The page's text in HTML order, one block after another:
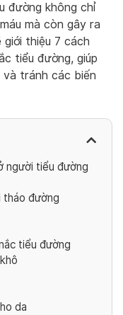
đường không chỉ
mà còn gây ra
thiệu 7 cách
tiểu đường, giúp
và tránh các biến
người tiểu đường
tháo đường
tiểu đường
da